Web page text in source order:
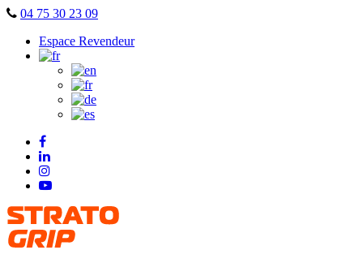
Skip
content
04 75 30 23 09
Espace Revendeur